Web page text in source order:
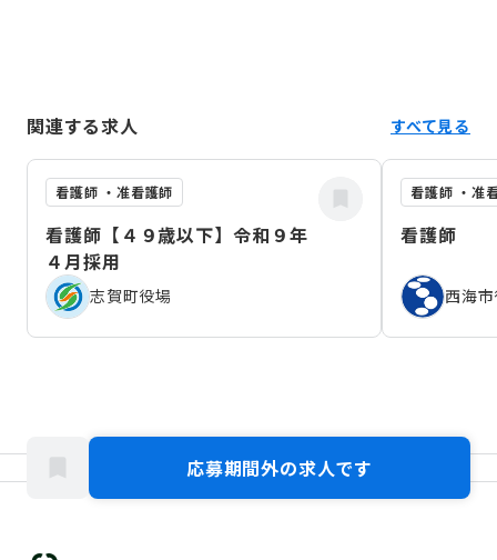
関連する求人 すべて見る
看護師 ・准看護師
看護師【４９歳以下】令和９年
４月採用
志賀町役場
看護師 ・准
看護師
西海
応募期間外の求人です